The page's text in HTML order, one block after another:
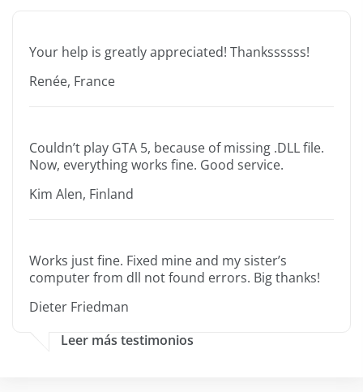
Your help is greatly appreciated! Thankssssss!
Renée, France
Couldn’t play GTA 5, because of missing .DLL file.
Now, everything works fine. Good service.
Kim Alen, Finland
Works just fine. Fixed mine and my sister’s
computer from dll not found errors. Big thanks!
Dieter Friedman
Leer más testimonios